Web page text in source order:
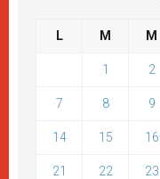
L M M
1 2
7 8 9
14 15 16
21 22 23